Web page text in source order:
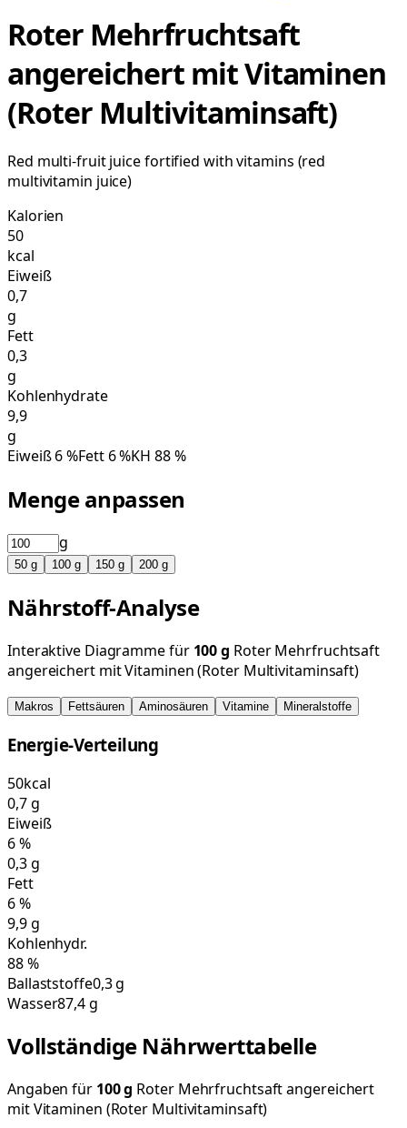
Roter Mehrfruchtsaft
angereichert mit Vitaminen
(Roter Multivitaminsaft)
Red multi-fruit juice fortified with vitamins (red
multivitamin juice)
Kalorien
50
kcal
Eiweiß
0,7
g
Fett
0,3
g
Kohlenhydrate
9,9
g
Eiweiß6%Fett 6%KH88%
Menge anpassen
g
50 g 100 g 150 g 200 g
Nährstoff-Analyse
Interaktive Diagramme für 100g Roter Mehrfruchtsaft
angereichert mit Vitaminen (Roter Multivitaminsaft)
Makros Fettsäuren Aminosäuren Vitamine Mineralstoffe
Energie-Verteilung
50kcal
0,7g
Eiweiß
6%
0,3g
Fett
6%
9,9g
Kohlenhydr.
88%
Ballaststoffe0,3 g
Wasser87,4 g
Vollständige Nährwerttabelle
Angaben für 100g Roter Mehrfruchtsaft angereichert
mit Vitaminen (Roter Multivitaminsaft)